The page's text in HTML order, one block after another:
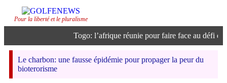
Pour la liberté et le pluralisme
Togo: l’afrique réunie pour faire face au défi
Le charbon: une fausse épidémie pour propager la peur du
bioterorisme